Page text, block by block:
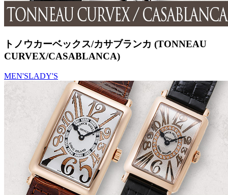
トノウカーベックス/カサブランカ (TONNEAU
CURVEX/CASABLANCA)
MEN'SLADY'S